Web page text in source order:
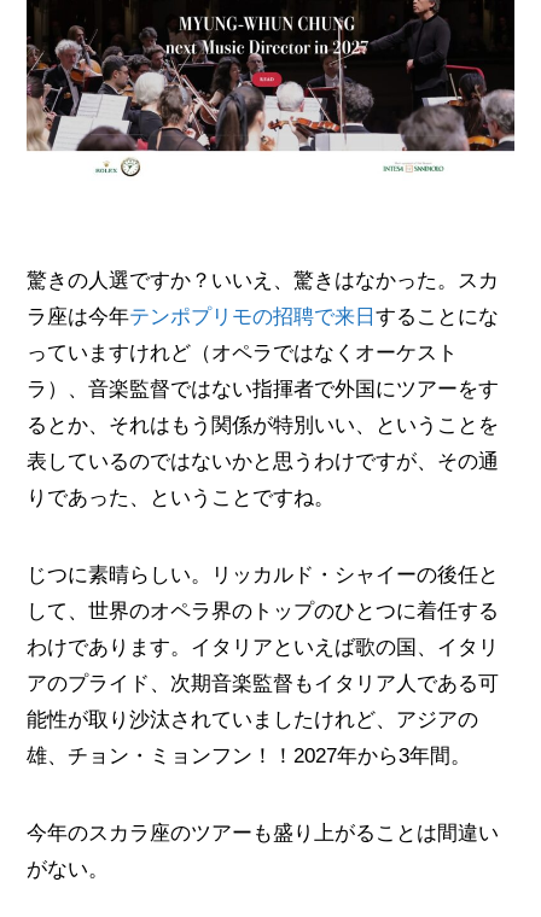
驚きの人選ですか？いいえ、驚きはなかった。スカ
ラ座は今年テンポプリモの招聘で来日することにな
っていますけれど（オペラではなくオーケスト
ラ）、音楽監督ではない指揮者で外国にツアーをす
るとか、それはもう関係が特別いい、ということを
表しているのではないかと思うわけですが、その通
りであった、ということですね。
じつに素晴らしい。リッカルド・シャイーの後任と
して、世界のオペラ界のトップのひとつに着任する
わけであります。イタリアといえば歌の国、イタリ
アのプライド、次期音楽監督もイタリア人である可
能性が取り沙汰されていましたけれど、アジアの
雄、チョン・ミョンフン！！2027年から3年間。
今年のスカラ座のツアーも盛り上がることは間違い
がない。